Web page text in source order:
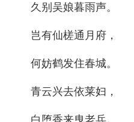
久别吴娘暮雨声。
岂有仙槎通月府，
何妨鹤发住春城。
青云兴去依莱妇，
白堕香来曳老兵。